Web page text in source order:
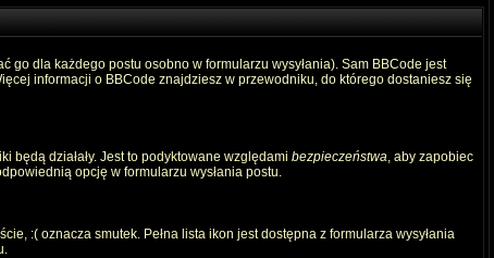
dla każdego postu osobno w formularzu wysyłania). Sam BBCode jest
informacji o BBCode znajdziesz w przewodniku, do którego dostaniesz się
działały. Jest to podyktowane względami bezpieczeństwa, aby zapobiec
opcję w formularzu wysłania postu.
:( oznacza smutek. Pełna lista ikon jest dostępna z formularza wysyłania